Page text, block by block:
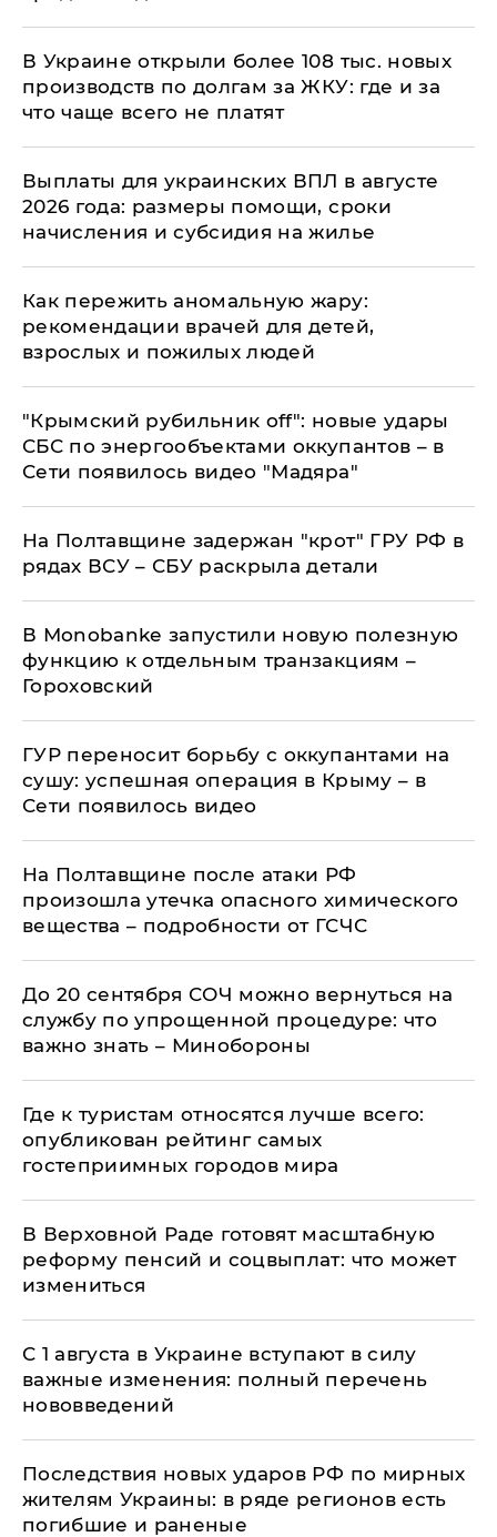
В Украине открыли более 108 тыс. новых
производств по долгам за ЖКУ: где и за
что чаще всего не платят
Выплаты для украинских ВПЛ в августе
2026 года: размеры помощи, сроки
начисления и субсидия на жилье
Как пережить аномальную жару:
рекомендации врачей для детей,
взрослых и пожилых людей
"Крымский рубильник off": новые удары
СБС по энергообъектами оккупантов – в
Сети появилось видео "Мадяра"
На Полтавщине задержан "крот" ГРУ РФ в
рядах ВСУ – СБУ раскрыла детали
В Мonobankе запустили новую полезную
функцию к отдельным транзакциям –
Гороховский
ГУР переносит борьбу с оккупантами на
сушу: успешная операция в Крыму – в
Сети появилось видео
На Полтавщине после атаки РФ
произошла утечка опасного химического
вещества – подробности от ГСЧС
До 20 сентября СОЧ можно вернуться на
службу по упрощенной процедуре: что
важно знать – Минобороны
Где к туристам относятся лучше всего:
опубликован рейтинг самых
гостеприимных городов мира
В Верховной Раде готовят масштабную
реформу пенсий и соцвыплат: что может
измениться
С 1 августа в Украине вступают в силу
важные изменения: полный перечень
нововведений
Последствия новых ударов РФ по мирных
жителям Украины: в ряде регионов есть
погибшие и раненые